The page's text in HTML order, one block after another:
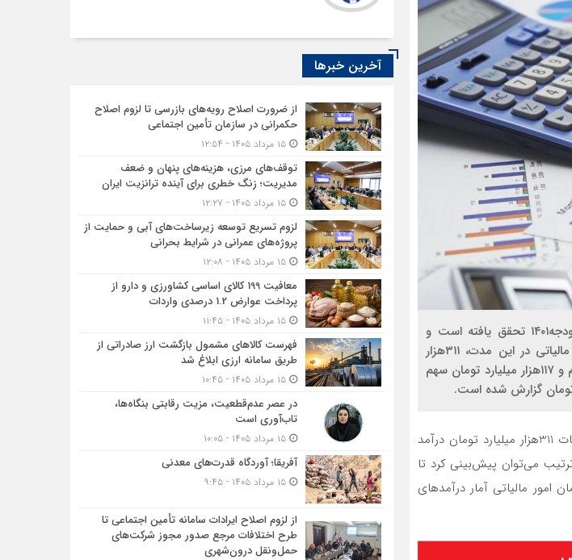
در ۸ماه نخست سال جاری حدود ۸۸درصد از درآمدهای مالیاتی پیش‌بینی‌شده در بودجه۱۴۰۱ تحقق یافته است و
احتمال افزایش این رقم در ماه‌های پایانی سال وجود دارد. میزان حصول درآمدهای مالیاتی در این مدت، ۳۱۱هزار
میلیارد تومان بوده که از این رقم بیش از ۱۹۴هزار میلیارد تومان سهم مالیات‌های مستقیم و ۱۱۷هزار میلیارد تومان سهم
بررسی میزان درآمد مالیاتی در 8 ماه نخست سال جاری نشان می‌دهد، بر اساس محاسبات 311هزار میلیارد تومان درآمد
این ترتیب می‌توان پیش‌بینی کرد تا
سازمان امور مالیاتی آمار درآمدهای
آخرین خبرها
از ضرورت اصلاح رویه‌های بازرسی تا لزوم اصلاح
حکمرانی در سازمان تأمین اجتماعی
۱۵ مرداد ۱۴۰۵ - ۱۲:۵۴
توقف‌های مرزی، هزینه‌های پنهان و ضعف
مدیریت؛ زنگ خطری برای آینده ترانزیت ایران
۱۵ مرداد ۱۴۰۵ - ۱۲:۲۷
لزوم تسریع توسعه زیرساخت‌های آبی و حمایت از
پروژه‌های عمرانی در شرایط بحرانی
۱۵ مرداد ۱۴۰۵ - ۱۲:۰۸
معافیت 199 کالای اساسی کشاورزی و دارو از
پرداخت عوارض 1.2 درصدی واردات
۱۵ مرداد ۱۴۰۵ - ۱۱:۴۵
فهرست کالاهای مشمول بازگشت ارز صادراتی از
طریق سامانه ارزی ابلاغ شد
۱۵ مرداد ۱۴۰۵ - ۱۰:۴۵
در عصر عدم‌قطعیت، مزیت رقابتی بنگاه‌ها،
تاب‌آوری است
۱۵ مرداد ۱۴۰۵ - ۱۰:۰۵
آفریقا؛ آوردگاه قدرت‌های معدنی
۱۵ مرداد ۱۴۰۵ - ۹:۴۵
از لزوم اصلاح ایرادات سامانه تأمین اجتماعی تا
طرح اختلافات مرجع صدور مجوز شرکت‌های
حمل‌ونقل درون‌شهری